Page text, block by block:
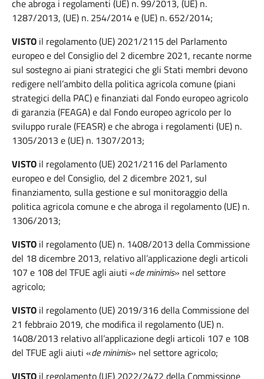
che abroga i regolamenti (UE) n. 99/2013, (UE) n.
1287/2013, (UE) n. 254/2014 e (UE) n. 652/2014;
VISTO il regolamento (UE) 2021/2115 del Parlamento
europeo e del Consiglio del 2 dicembre 2021, recante norme
sul sostegno ai piani strategici che gli Stati membri devono
redigere nell’ambito della politica agricola comune (piani
strategici della PAC) e finanziati dal Fondo europeo agricolo
di garanzia (FEAGA) e dal Fondo europeo agricolo per lo
sviluppo rurale (FEASR) e che abroga i regolamenti (UE) n.
1305/2013 e (UE) n. 1307/2013;
VISTO il regolamento (UE) 2021/2116 del Parlamento
europeo e del Consiglio, del 2 dicembre 2021, sul
finanziamento, sulla gestione e sul monitoraggio della
politica agricola comune e che abroga il regolamento (UE) n.
1306/2013;
VISTO il regolamento (UE) n. 1408/2013 della Commissione
del 18 dicembre 2013, relativo all’applicazione degli articoli
107 e 108 del TFUE agli aiuti «de minimis» nel settore
agricolo;
VISTO il regolamento (UE) 2019/316 della Commissione del
21 febbraio 2019, che modifica il regolamento (UE) n.
1408/2013 relativo all’applicazione degli articoli 107 e 108
del TFUE agli aiuti «de minimis» nel settore agricolo;
VISTO il regolamento (UE) 2022/2472 della Commissione